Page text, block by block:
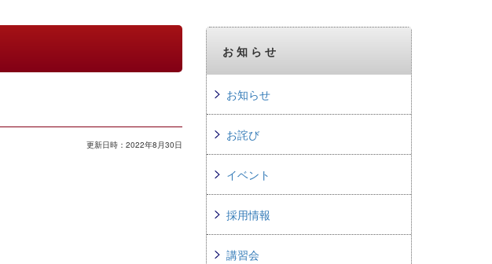
更新日時：2022年8月30日
お知らせ
お知らせ
お詫び
イベント
採用情報
講習会